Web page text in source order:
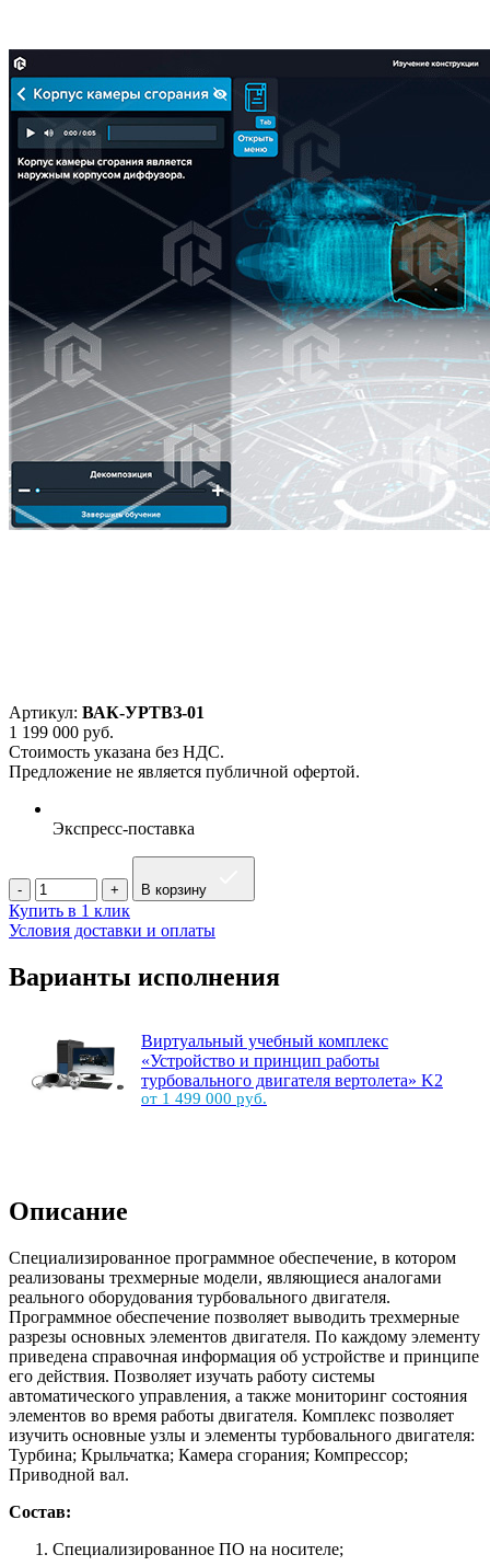
Артикул: ВАК-УРТВЗ-01
1 199 000 руб.
Стоимость указана без НДС.
Предложение не является публичной офертой.
Экспресс-поставка
В корзину
Купить в 1 клик
Условия доставки и оплаты
Варианты исполнения
Виртуальный учебный комплекс
«Устройство и принцип работы
турбовального двигателя вертолета» K2
от 1 499 000 руб.
Описание
Специализированное программное обеспечение, в котором
реализованы трехмерные модели, являющиеся аналогами
реального оборудования турбовального двигателя.
Программное обеспечение позволяет выводить трехмерные
разрезы основных элементов двигателя. По каждому элементу
приведена справочная информация об устройстве и принципе
его действия. Позволяет изучать работу системы
автоматического управления, а также мониторинг состояния
элементов во время работы двигателя. Комплекс позволяет
изучить основные узлы и элементы турбовального двигателя:
Турбина; Крыльчатка; Камера сгорания; Компрессор;
Приводной вал.
Состав:
Специализированное ПО на носителе;